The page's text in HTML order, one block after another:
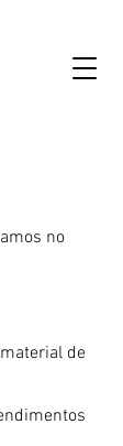
no
de